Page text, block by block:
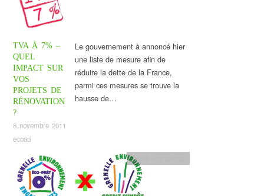
TVA À 7% –
QUEL
IMPACT SUR
VOS
PROJETS DE
RÉNOVATION
?
8 novembre 2011
ecoad
Le gouvernement à annoncé hier
une liste de mesure afin de
réduire la dette de la France,
parmi ces mesures se trouve la
hausse de…
Aides financières